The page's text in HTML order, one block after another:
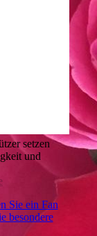
setzen
und
Sie ein Fan
besondere